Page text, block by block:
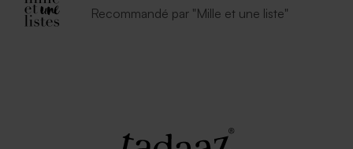
Recommandé par "Mille et une liste"